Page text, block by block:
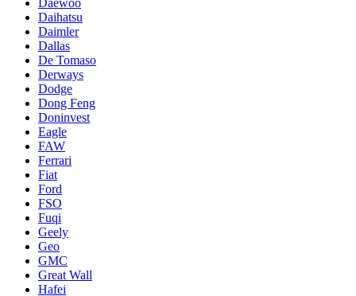
Daewoo
Daihatsu
Daimler
Dallas
De Tomaso
Derways
Dodge
Dong Feng
Doninvest
Eagle
FAW
Ferrari
Fiat
Ford
FSO
Fuqi
Geely
Geo
GMC
Great Wall
Hafei